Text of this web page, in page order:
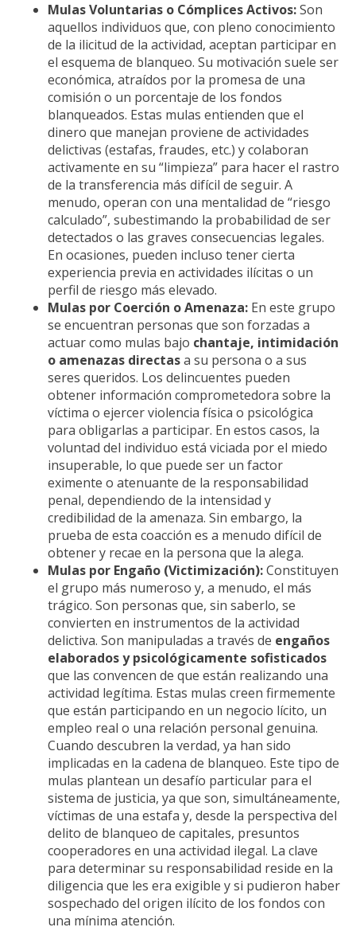
Mulas Voluntarias o Cómplices Activos:Son
aquellos individuos que, con pleno conocimiento
de la ilicitud de la actividad, aceptan participar en
el esquema de blanqueo. Su motivación suele ser
económica, atraídos por la promesa de una
comisión o un porcentaje de los fondos
blanqueados. Estas mulas entienden que el
dinero que manejan proviene de actividades
delictivas (estafas, fraudes, etc.) y colaboran
activamente en su “limpieza” para hacer el rastro
de la transferencia más difícil de seguir. A
menudo, operan con una mentalidad de “riesgo
calculado”, subestimando la probabilidad de ser
detectados o las graves consecuencias legales.
En ocasiones, pueden incluso tener cierta
experiencia previa en actividades ilícitas o un
perfil de riesgo más elevado.
Mulas por Coerción o Amenaza: En este grupo
se encuentran personas que son forzadas a
actuar como mulas bajo chantaje, intimidación
o amenazas directasa su persona o a sus
seres queridos. Los delincuentes pueden
obtener información comprometedora sobre la
víctima o ejercer violencia física o psicológica
para obligarlas a participar. En estos casos, la
voluntad del individuo está viciada por el miedo
insuperable, lo que puede ser un factor
eximente o atenuante de la responsabilidad
penal, dependiendo de la intensidad y
credibilidad de la amenaza. Sin embargo, la
prueba de esta coacción es a menudo difícil de
obtener y recae en la persona que la alega.
Mulas por Engaño (Victimización):Constituyen
el grupo más numeroso y, a menudo, el más
trágico. Son personas que, sin saberlo, se
convierten en instrumentos de la actividad
delictiva. Son manipuladas a través de engaños
elaborados y psicológicamente sofisticados
que las convencen de que están realizando una
actividad legítima. Estas mulas creen firmemente
que están participando en un negocio lícito, un
empleo real o una relación personal genuina.
Cuando descubren la verdad, ya han sido
implicadas en la cadena de blanqueo. Este tipo de
mulas plantean un desafío particular para el
sistema de justicia, ya que son, simultáneamente,
víctimas de una estafa y, desde la perspectiva del
delito de blanqueo de capitales, presuntos
cooperadores en una actividad ilegal. La clave
para determinar su responsabilidad reside en la
diligencia que les era exigible y si pudieron haber
sospechado del origen ilícito de los fondos con
una mínima atención.